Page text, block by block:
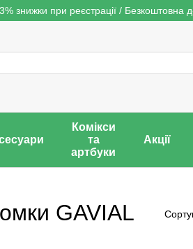
3% знижки при реєстрації / Безкоштовна
Комікси
та
артбуки
Акції
GAVIAL